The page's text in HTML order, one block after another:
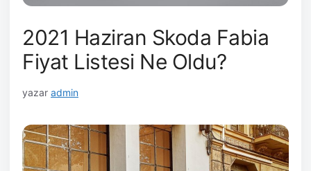
2021 Haziran Skoda Fabia
Fiyat Listesi Ne Oldu?
yazar admin